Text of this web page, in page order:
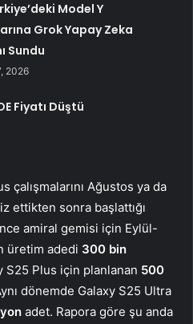
Model Y
Grok Yapay Zeka
Sundu
2026
Fiyatı Düştü
çalışmalarını Ağustos ya da
ettikten sonra başlattığı
amiral gemisi için Eylül-
üretim adedi 300 bin
S25 Plus için planlanan 500
dönemde Galaxy S25 Ultra
adet. Rapora göre şu anda